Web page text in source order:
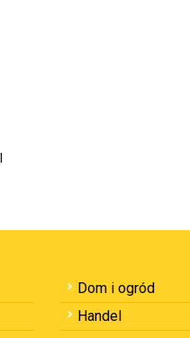
Dom i ogród
Handel